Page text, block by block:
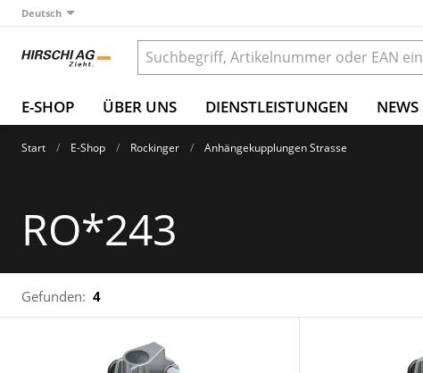
Deutsch
E-SHOP ÜBER UNS DIENSTLEISTUNGEN NEWS
Start E-Shop Rockinger Anhängekupplungen Strasse
RO*243
Gefunden: 4